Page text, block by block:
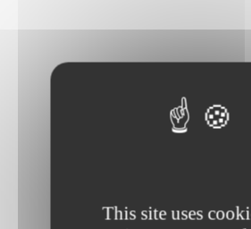
This site uses